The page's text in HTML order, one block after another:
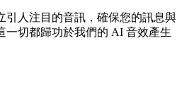
引人注目的音訊，確保您的訊息與
一切都歸功於我們的 AI 音效產生